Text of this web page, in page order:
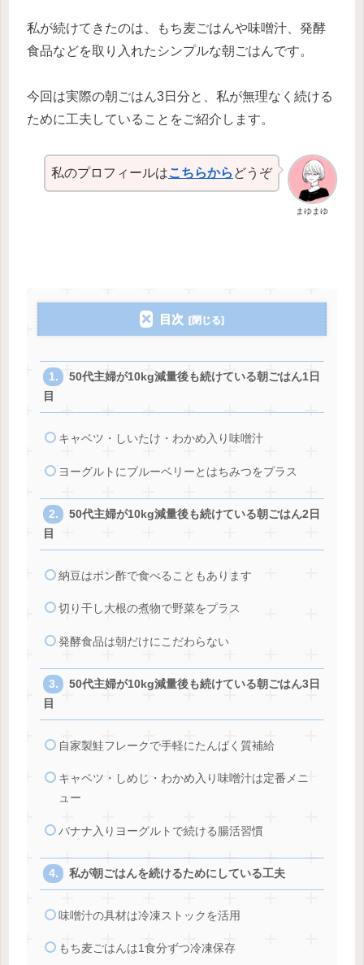
私が続けてきたのは、もち麦ごはんや味噌汁、発酵
食品などを取り入れたシンプルな朝ごはんです。
今回は実際の朝ごはん3日分と、私が無理なく続ける
ために工夫していることをご紹介します。
まゆまゆ
私のプロフィールはこちらから どうぞ
目次
50代主婦が10kg減量後も続けている朝ごはん1日
目
キャベツ・しいたけ・わかめ入り味噌汁
ヨーグルトにブルーベリーとはちみつをプラス
50代主婦が10kg減量後も続けている朝ごはん2日
目
納豆はポン酢で食べることもあります
切り干し大根の煮物で野菜をプラス
発酵食品は朝だけにこだわらない
50代主婦が10kg減量後も続けている朝ごはん3日
目
自家製鮭フレークで手軽にたんぱく質補給
キャベツ・しめじ・わかめ入り味噌汁は定番メニ
ュー
バナナ入りヨーグルトで続ける腸活習慣
私が朝ごはんを続けるためにしている工夫
味噌汁の具材は冷凍ストックを活用
もち麦ごはんは1食分ずつ冷凍保存